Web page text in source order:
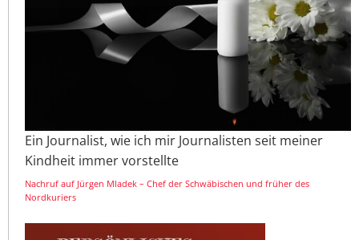
Ein Journalist, wie ich mir Journalisten seit meiner
Kindheit immer vorstellte
Nachruf auf Jürgen Mladek – Chef der Schwäbischen und früher des
Nordkuriers